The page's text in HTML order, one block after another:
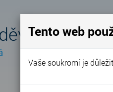
Eva
Tento web
Vaše soukromí je